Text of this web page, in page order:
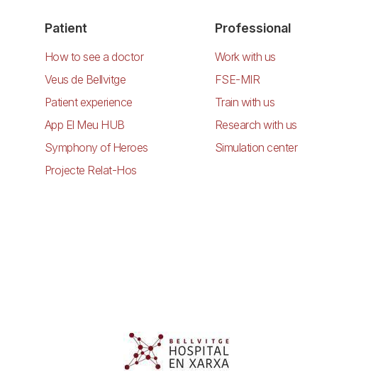
Patient
How to see a doctor
Veus de Bellvitge
Patient experience
App El Meu HUB
Symphony of Heroes
Projecte Relat-Hos
Professional
Work with us
FSE-MIR
Train with us
Research with us
Simulation center